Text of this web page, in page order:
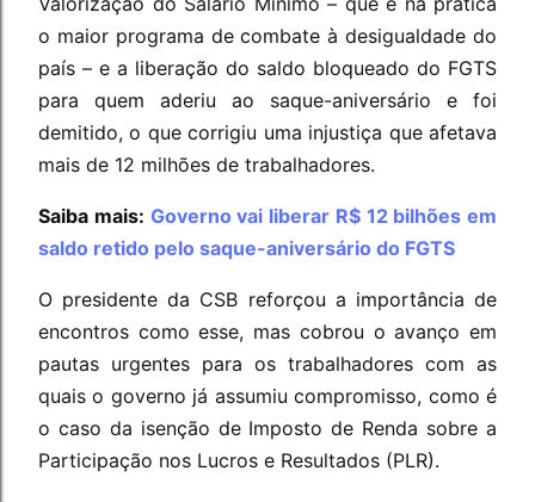
o maior programa de combate à desigualdade do
país – e a liberação do saldo bloqueado do FGTS
para quem aderiu ao saque-aniversário e foi
demitido, o que corrigiu uma injustiça que afetava
mais de 12 milhões de trabalhadores.
Saiba mais: Governo vai liberar R$ 12 bilhões em
saldo retido pelo saque-aniversário do FGTS
O presidente da CSB reforçou a importância de
encontros como esse, mas cobrou o avanço em
pautas urgentes para os trabalhadores com as
quais o governo já assumiu compromisso, como é
o caso da isenção de Imposto de Renda sobre a
Participação nos Lucros e Resultados (PLR).